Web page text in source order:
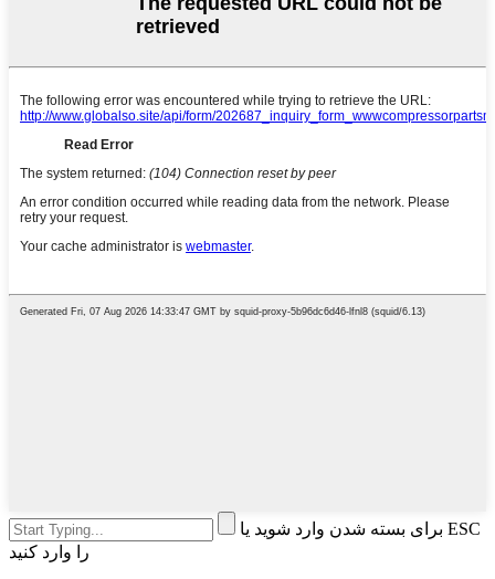
برای بسته شدن وارد شوید یا ESC
را وارد کنید